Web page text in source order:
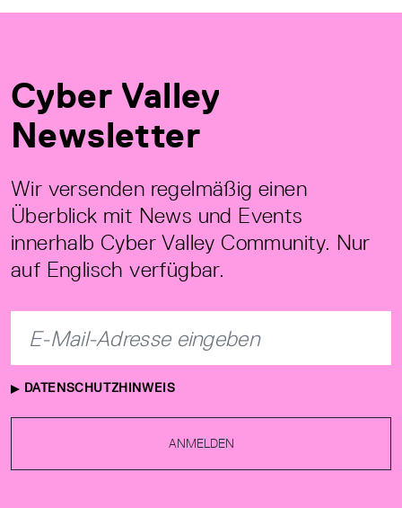
Cyber Valley
Newsletter
Wir versenden regelmäßig einen
Überblick mit News und Events
innerhalb Cyber Valley Community. Nur
auf Englisch verfügbar.
DATENSCHUTZHINWEIS
ANMELDEN